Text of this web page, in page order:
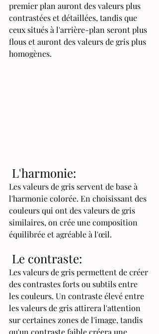
premier plan auront des valeurs plus
contrastées et détaillées, tandis que
ceux situés à l'arrière-plan seront plus
flous et auront des valeurs de gris plus
homogènes.
L'harmonie:
Les valeurs de gris servent de base à
l'harmonie colorée. En choisissant des
couleurs qui ont des valeurs de gris
similaires, on crée une composition
équilibrée et agréable à l'œil.
Le contraste:
Les valeurs de gris permettent de créer
des contrastes forts ou subtils entre
les couleurs. Un contraste élevé entre
les valeurs de gris attirera l'attention
sur certaines zones de l'image, tandis
qu'un contraste faible créera une